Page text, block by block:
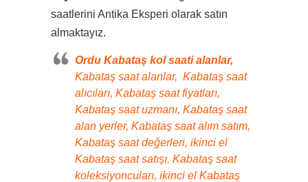
saatlerini Antika Eksperi olarak satın
almaktayız.
Ordu Kabataş kol saati alanlar,
Kabataş saat alanlar, Kabataş saat
alıcıları, Kabataş saat fiyatları,
Kabataş saat uzmanı, Kabataş saat
alan yerler, Kabataş saat alım satım,
Kabataş saat değerleri, ikinci el
Kabataş saat satışı, Kabataş saat
koleksiyoncuları, ikinci el Kabataş